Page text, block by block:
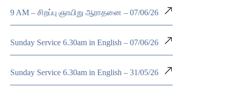
9 AM – சிறப்பு ஞாயிறு ஆராதனை – 07/06/26
Sunday Service 6.30am in English – 07/06/26
Sunday Service 6.30am in English – 31/05/26